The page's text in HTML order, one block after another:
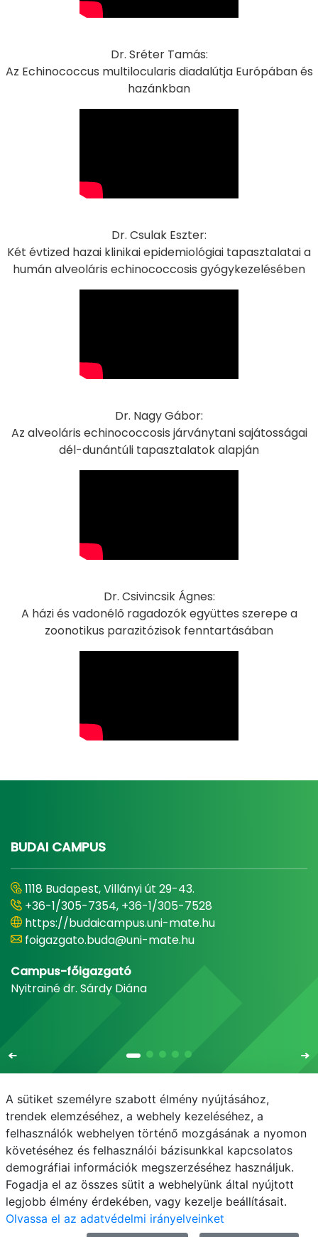
Dr. Sréter Tamás:
Az Echinococcus multilocularis diadalútja Európában és
hazánkban
Dr. Csulak Eszter:
Két évtized hazai klinikai epidemiológiai tapasztalatai a
humán alveoláris echinococcosis gyógykezelésében
Dr. Nagy Gábor:
Az alveoláris echinococcosis járványtani sajátosságai
dél-dunántúli tapasztalatok alapján
Dr. Csivincsik Ágnes:
A házi és vadonélő ragadozók együttes szerepe a
zoonotikus parazitózisok fenntartásában
BUDAI CAMPUS
1118 Budapest, Villányi út 29-43.
+36-1/305-7354, +36-1/305-7528
https://budaicampus.uni-mate.hu
foigazgato.buda@uni-mate.hu
Campus-főigazgató
Nyitrainé dr. Sárdy Diána
E-mail Telefonkönyv NEPTUN
E-learning
Adatvédelem
A sütiket személyre szabott élmény nyújtásához,
trendek elemzéséhez, a webhely kezeléséhez, a
felhasználók webhelyen történő mozgásának a nyomon
követéséhez és felhasználói bázisunkkal kapcsolatos
demográfiai információk megszerzéséhez használjuk.
Fogadja el az összes sütit a webhelyünk által nyújtott
legjobb élmény érdekében, vagy kezelje beállításait.
Olvassa el az adatvédelmi irányelveinket